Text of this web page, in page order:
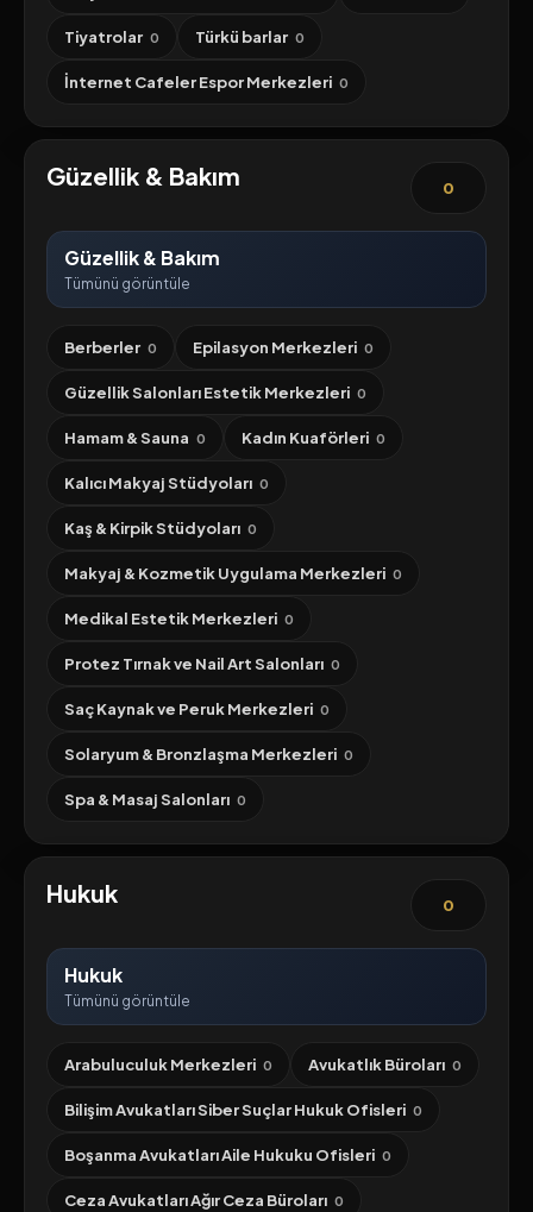
Tiyatrolar 0 Türkü barlar 0
İnternet Cafeler Espor Merkezleri 0
Güzellik & Bakım 0
Güzellik & Bakım
Tümünü görüntüle
Berberler 0 Epilasyon Merkezleri 0
Güzellik Salonları Estetik Merkezleri 0
Hamam & Sauna 0 Kadın Kuaförleri 0
Kalıcı Makyaj Stüdyoları 0
Kaş & Kirpik Stüdyoları 0
Makyaj & Kozmetik Uygulama Merkezleri 0
Medikal Estetik Merkezleri 0
Protez Tırnak ve Nail Art Salonları 0
Saç Kaynak ve Peruk Merkezleri 0
Solaryum & Bronzlaşma Merkezleri 0
Spa & Masaj Salonları 0
Hukuk 0
Hukuk
Tümünü görüntüle
Arabuluculuk Merkezleri 0 Avukatlık Büroları 0
Bilişim Avukatları Siber Suçlar Hukuk Ofisleri 0
Boşanma Avukatları Aile Hukuku Ofisleri 0
Ceza Avukatları Ağır Ceza Büroları 0